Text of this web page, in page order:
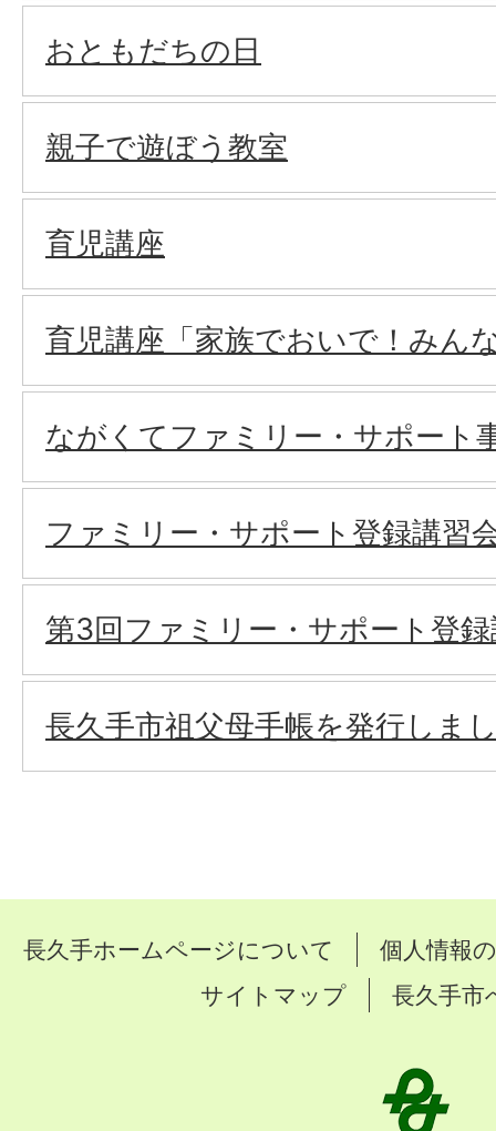
おともだちの日
親子で遊ぼう教室
育児講座
育児講座「家族でおいで！みん
ながくてファミリー・サポート
ファミリー・サポート登録講習
第3回ファミリー・サポート登
長久手市祖父母手帳を発行しま
長久手ホームページについて
個人情報
サイトマップ
長久手市